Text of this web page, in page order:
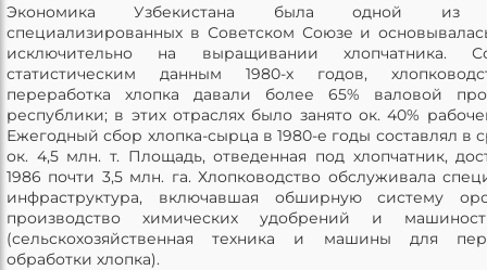
Экономика Узбекистана была одной из
специализированных в Советском Союзе и
исключительно на выращивании хлопчатника.
статистическим данным 1980-х годов,
переработка хлопка давали более 65% валовой
республики; в этих отраслях было занято ок. 40%
Ежегодный сбор хлопка-сырца в 1980-е годы составлял в
ок. 4,5 млн. т. Площадь, отведенная под хлопчатник,
1986 почти 3,5 млн. га. Хлопководство обслуживала
инфраструктура, включавшая обширную систему
производство химических удобрений и
(сельскохозяйственная техника и машины для
обработки хлопка).